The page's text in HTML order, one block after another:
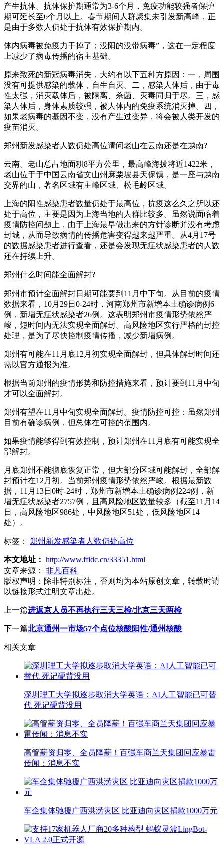
产生抗体。抗体保护期通常为3-6个月，免疫功能较强者保护
期可延长至6个月以上。春节期间人群聚集未引发新高峰，正
是由于多数人仍处于抗体有效保护期内。
体内病毒被免疫力干掉了；没阳的没带病毒”，这在一定程度
上减少了病毒传播的宿主基础。
原来致死的新冠病毒消失，大约有以下五种方原因：一，周围
没有可提供感染的载体，自生自灭。二，感染人体后，由于毒
性太强，消灭载体后，被隔离、杀菌、灭毒同归于尽。三，感
染人体后，身体素质较强，被人体内的免疫系统消灭掉。四，
如果老病毒的基因不变，没有产生过变异，将会被人类开发的
疫苗消灭。
郑州新发感染者人数仍处高位请问老山在云南还是在越南?
云南。老山总占地面积8平方公里，最高峰海拔将近1422米，
老山位于于中国云南省文山州麻栗坡县天保镇，是一座与越南
交界的山，著名区域有主峰区域、松毛岭区域。
上海的阳性感染患者数量仍处于最高位，抗疫这么久之所以还
处于高位，主要是因为上海当地的人群比较多。虽然说面临着
疫情防控问题上，由于上海最早做出来的方针诊断并没有考虑
封城，从而导致病情的传播危害变得越来越严重。从4月17号
的数据感染患者进行查看，还是会发现无症状感染患者的人数
还在持续上升。
郑州什么时间能全面解封?
郑州市预计全面解封日期可能要到11月中下旬。从目前的疫情
数据来看，10月29日0-24时，河南郑州市新增本土确诊病例6
例，新增无症状感染者26例。这表明郑州市疫情形势依然严
峻，短时间内无法实现全面解封。高风险地区实行严格的封控
处理，是为了尽快控制疫情传播，减少新增病例。
郑州有可能在11月底12月初实现全面解封，但具体解封时间还
需以官方通报为准。
根据当前郑州的疫情形势和防控措施来看，预计要到11月中旬
才可以全面解封。
郑州有望在11月中旬实现全面解封。疫情防控可控：虽然郑州
目前有确诊病例，但总体在可控的范围内。
如果疫情能够得到有效控制，预计郑州在11月底有可能实现全
部解封。
月底郑州不能彻底恢复正常，但大部分区域可能解封，全部解
封预计在12月初。当前郑州疫情形势依然严峻。根据最新数
据，11月13日0时-24时，郑州市新增本土确诊病例224例，新
增无症状感染者2757例，且高风险地区数量较多（截至11月14
日，高风险地区986处，中风险地区51处，低风险地区14
处）。
标签： 郑州新发感染者人数仍处高位
本文地址： http://www.ffidc.cn/33351.html
文章来源：
非凡百科
版权声明： 除非特别标注，否则均为本站原创文章，转载时请
以链接形式注明文章出处。
上一篇进返京人员不再执行三天三检/北京三天两检
下一篇北京通州一市场57个点位核酸阳性/通州核酸
相关文章
深圳理工大学拟逐步取消大学英语：AI人工智能已可替
代 死记硬背没用
高管薪资归零、全员降薪！百强车商兰天集团回应暴雷
传闻：消息不实
车企集体驰援广西洪涝灾区 比亚迪向灾区捐款1000万元